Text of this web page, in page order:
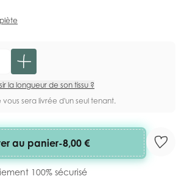
la longueur de son tissu ?
sera livrée d'un seul tenant.
au panier-8,00 €
100% sécurisé